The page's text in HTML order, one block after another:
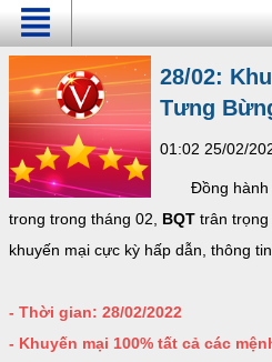
28/02:
Tưng
01:02 25/02/
Đồng hành
trong trong tháng 02, BQT trân
khuyến mại cực kỳ hấp dẫn, thông
- Thời gian: 28/02/2022
- Khuyến mại 100% tất cả các